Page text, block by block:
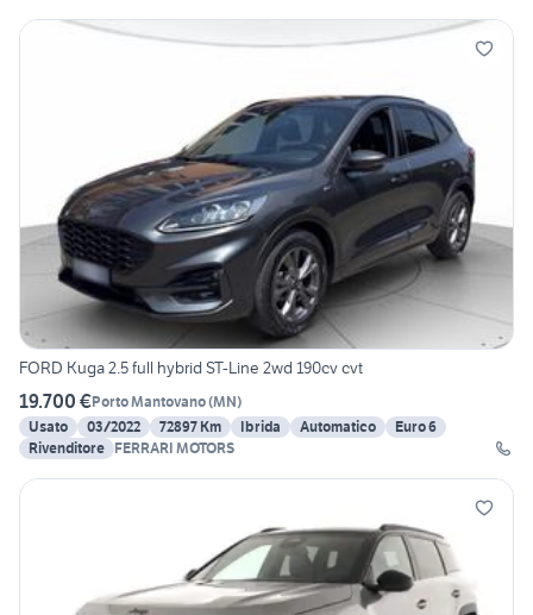
FORD Kuga 2.5 full hybrid ST-Line 2wd 190cv cvt
19.700 €Porto Mantovano(MN)
Usato
03/2022 72897 Km Ibrida Automatico
Euro 6
Rivenditore FERRARI MOTORS